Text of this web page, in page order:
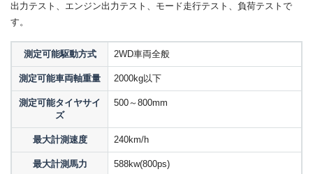
出力テスト、エンジン出力テスト、モード走行テスト、負荷テストで
す。
測定可能駆動方式 2WD車両全般
測定可能車両軸重量 2000kg以下
測定可能タイヤサイ
ズ
500～800mm
最大計測速度 240km/h
最大計測馬力 588kw(800ps)